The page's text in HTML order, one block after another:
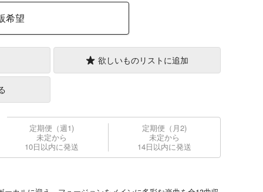
希望
欲しいものリストに追加
定期便（週1)
未定から
10日以内に発送
定期便（月2)
未定から
14日以内に発送